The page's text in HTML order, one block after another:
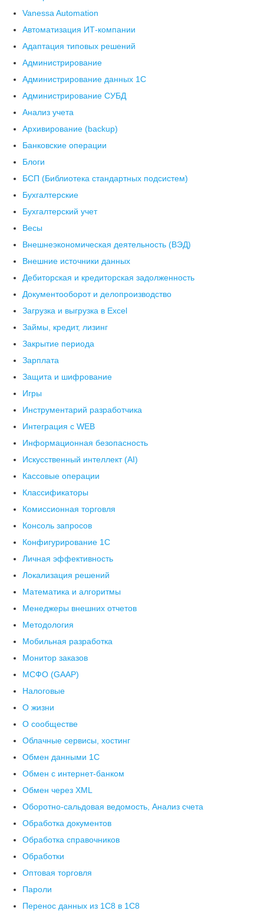
Vanessa Automation
Автоматизация ИТ-компании
Адаптация типовых решений
Администрирование
Администрирование данных 1С
Администрирование СУБД
Анализ учета
Архивирование (backup)
Банковские операции
Блоги
БСП (Библиотека стандартных подсистем)
Бухгалтерские
Бухгалтерский учет
Весы
Внешнеэкономическая деятельность (ВЭД)
Внешние источники данных
Дебиторская и кредиторская задолженность
Документооборот и делопроизводство
Загрузка и выгрузка в Excel
Займы, кредит, лизинг
Закрытие периода
Зарплата
Защита и шифрование
Игры
Инструментарий разработчика
Интеграция с WEB
Информационная безопасность
Искусственный интеллект (AI)
Кассовые операции
Классификаторы
Комиссионная торговля
Консоль запросов
Конфигурирование 1С
Личная эффективность
Локализация решений
Математика и алгоритмы
Менеджеры внешних отчетов
Методология
Мобильная разработка
Монитор заказов
МСФО (GAAP)
Налоговые
О жизни
О сообществе
Облачные сервисы, хостинг
Обмен данными 1С
Обмен с интернет-банком
Обмен через XML
Оборотно-сальдовая ведомость, Анализ счета
Обработка документов
Обработка справочников
Обработки
Оптовая торговля
Пароли
Перенос данных из 1C8 в 1C8